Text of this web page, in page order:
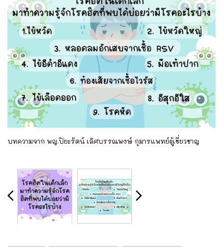
บทความจาก พญ.ปิยะรัตน์ เลิศบรรณพงษ์ กุมารแพทย์ผู้เชี่ยวชาญ